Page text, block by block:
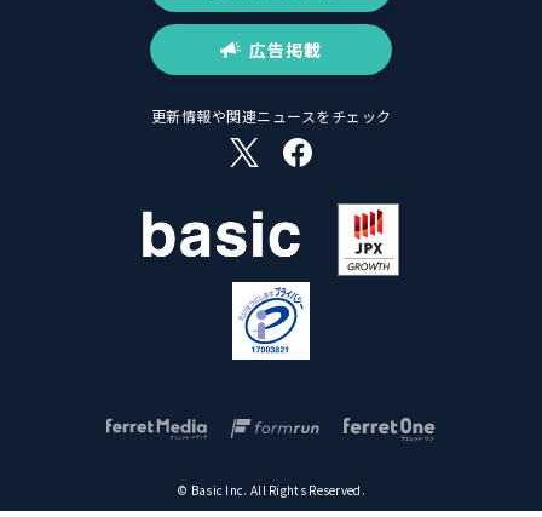
広告掲載
更新情報や関連ニュースをチェック
© Basic Inc. All Rights Reserved.